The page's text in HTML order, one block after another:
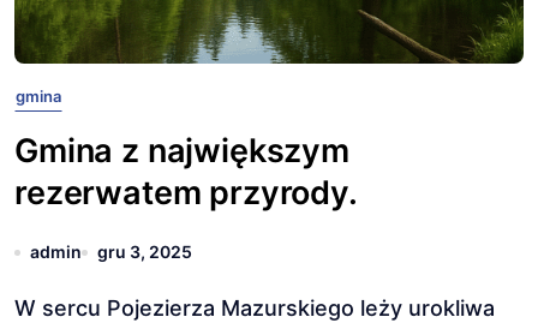
gmina
Gmina z największym
rezerwatem przyrody.
admin gru 3, 2025
W sercu Pojezierza Mazurskiego leży urokliwa